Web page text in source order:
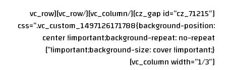
[cz_gap id=”cz_71215″][/vc_column][/vc_row][vc_row
css=”.vc_custom_1497126171788{background-position:
center !important;background-repeat: no-repeat
!important;background-size: cover !important;}”]
[vc_column width=”1/3″]